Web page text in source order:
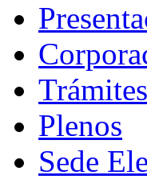
Trámites
Plenos
Sede